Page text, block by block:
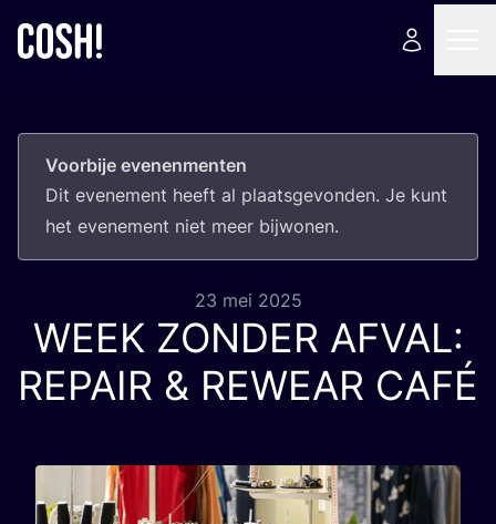
Voorbije evenenmenten
Dit eve­ne­ment heeft al plaats­ge­von­den. Je kunt
het eve­ne­ment niet meer bijwonen.
23 mei 2025
WEEK ZONDER AFVAL:
REPAIR & REWEAR CAFÉ